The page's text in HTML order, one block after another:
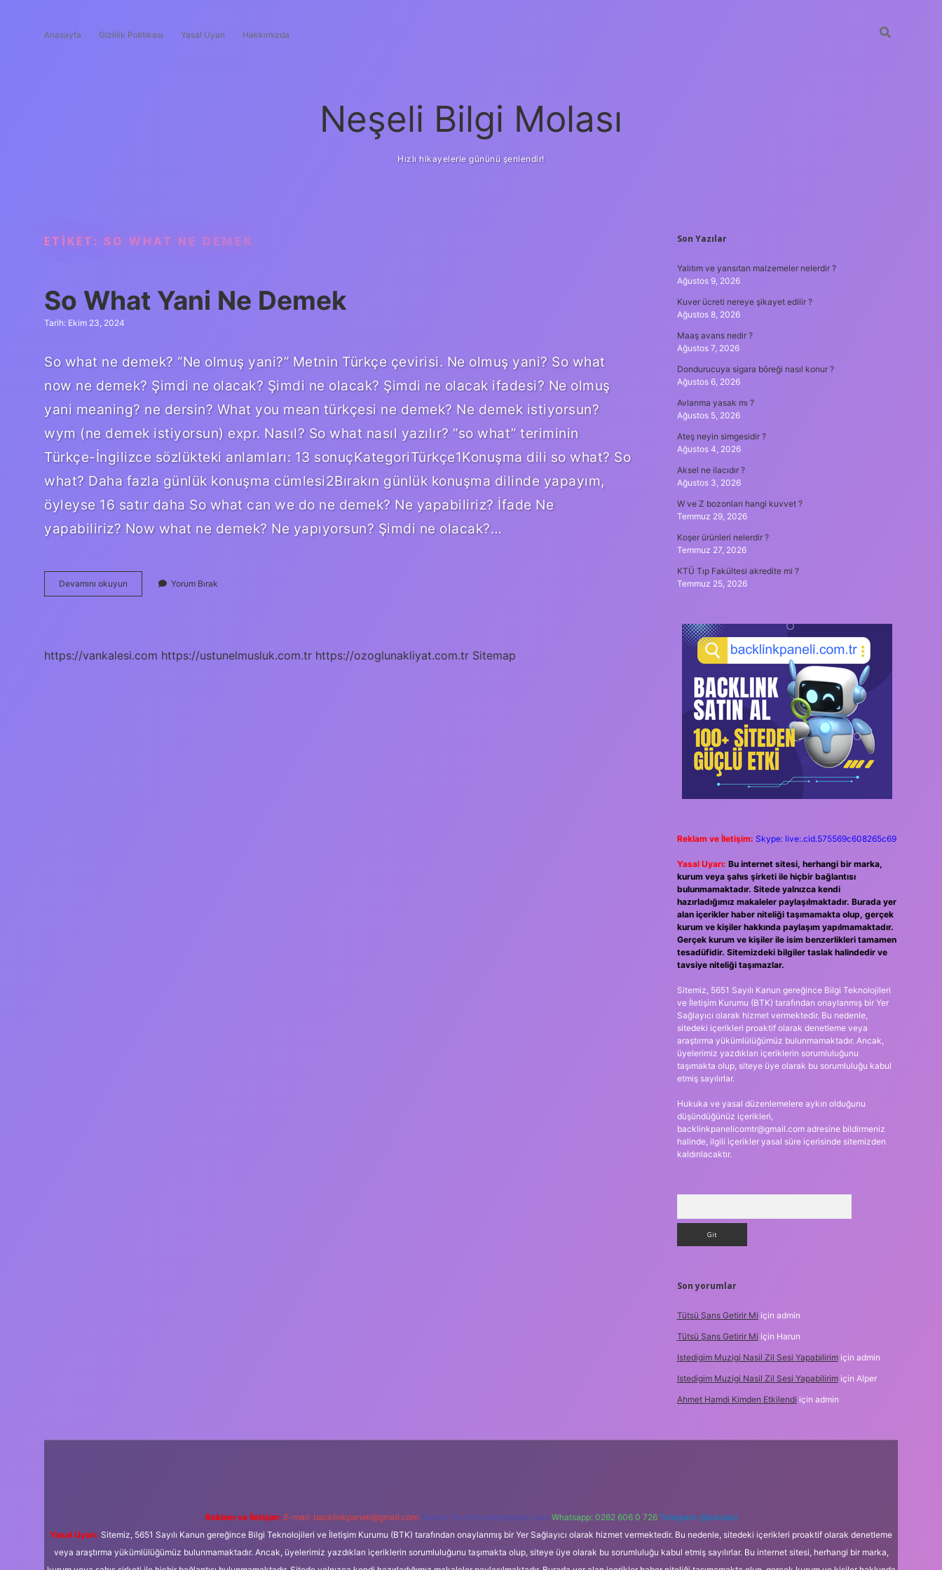
Anasayfa Gizlilik Politikası Yasal Uyarı Hakkımızda
Neşeli Bilgi Molası
Hızlı hikayelerle gününü şenlendir!
ETIKET: SO WHAT NE DEMEK
So What Yani Ne Demek
Tarih: Ekim 23, 2024
So what ne demek? “Ne olmuş yani?” Metnin Türkçe çevirisi. Ne olmuş yani? So what
now ne demek? Şimdi ne olacak? Şimdi ne olacak? Şimdi ne olacak ifadesi? Ne olmuş
yani meaning? ne dersin? What you mean türkçesi ne demek? Ne demek istiyorsun?
wym (ne demek istiyorsun) expr. Nasıl? So what nasıl yazılır? “so what” teriminin
Türkçe-İngilizce sözlükteki anlamları: 13 sonuçKategoriTürkçe1Konuşma dili so what? So
what? Daha fazla günlük konuşma cümlesi2Bırakın günlük konuşma dilinde yapayım,
öyleyse 16 satır daha So what can we do ne demek? Ne yapabiliriz? İfade Ne
yapabiliriz? Now what ne demek? Ne yapıyorsun? Şimdi ne olacak?…
Devamını okuyun
What
Yorum Bırak
https://vankalesi.com https://ustunelmusluk.com.tr https://ozoglunakliyat.com.tr Sitemap
SIDEBAR
Son Yazılar
Yalıtım ve yansıtan malzemeler nelerdir ?
Ağustos 9, 2026
Kuver ücreti nereye şikayet edilir ?
Ağustos 8, 2026
Maaş avans nedir ?
Ağustos 7, 2026
Dondurucuya sigara böreği nasıl konur ?
Ağustos 6, 2026
Avlanma yasak mı ?
Ağustos 5, 2026
Ateş neyin simgesidir ?
Ağustos 4, 2026
Aksel ne ilacıdır ?
Ağustos 3, 2026
W ve Z bozonları hangi kuvvet ?
Temmuz 29, 2026
Koşer ürünleri nelerdir ?
Temmuz 27, 2026
KTÜ Tıp Fakültesi akredite mi ?
Temmuz 25, 2026
Reklam ve İletişim: Skype: live:.cid.575569c608265c69
Yasal Uyarı: Bu internet sitesi, herhangi bir marka,
kurum veya şahıs şirketi ile hiçbir bağlantısı
bulunmamaktadır. Sitede yalnızca kendi
hazırladığımız makaleler paylaşılmaktadır. Burada yer
alan içerikler haber niteliği taşımamakta olup, gerçek
kurum ve kişiler hakkında paylaşım yapılmamaktadır.
Gerçek kurum ve kişiler ile isim benzerlikleri tamamen
tesadüfidir. Sitemizdeki bilgiler taslak halindedir ve
tavsiye niteliği taşımazlar.
Sitemiz, 5651 Sayılı Kanun gereğince Bilgi Teknolojileri
ve İletişim Kurumu (BTK) tarafından onaylanmış bir Yer
Sağlayıcı olarak hizmet vermektedir. Bu nedenle,
sitedeki içerikleri proaktif olarak denetleme veya
araştırma yükümlülüğümüz bulunmamaktadır. Ancak,
üyelerimiz yazdıkları içeriklerin sorumluluğunu
taşımakta olup, siteye üye olarak bu sorumluluğu kabul
etmiş sayılırlar.
Hukuka ve yasal düzenlemelere aykırı olduğunu
düşündüğünüz içerikleri,
backlinkpanelicomtr@gmail.comadresine bildirmeniz
halinde, ilgili içerikler yasal süre içerisinde sitemizden
kaldırılacaktır.
Son yorumlar
Tütsü Şans Getirir Mi için admin
Tütsü Şans Getirir Mi için Harun
Istedigim Muzigi Nasil Zil Sesi Yapabilirimiçin admin
Istedigim Muzigi Nasil Zil Sesi Yapabilirimiçin Alper
Ahmet Hamdi Kimden Etkilendi için admin
Reklam ve İletişim: E-mail: backlinkpaneli@gmail.com Teams: forumhizmeti@gmail.com Whatsapp: 0262 606 0 726 Telegram: @karabul
Yasal Uyarı: Sitemiz, 5651 Sayılı Kanun gereğince Bilgi Teknolojileri ve İletişim Kurumu (BTK) tarafından onaylanmış bir Yer Sağlayıcı olarak hizmet vermektedir. Bu nedenle, sitedeki içerikleri proaktif olarak denetleme
veya araştırma yükümlülüğümüz bulunmamaktadır. Ancak, üyelerimiz yazdıkları içeriklerin sorumluluğunu taşımakta olup, siteye üye olarak bu sorumluluğu kabul etmiş sayılırlar. Bu internet sitesi, herhangi bir marka,